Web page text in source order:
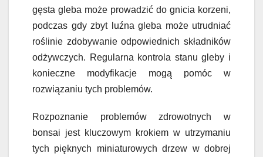
gęsta gleba może prowadzić do gnicia korzeni,
podczas gdy zbyt luźna gleba może utrudniać
roślinie zdobywanie odpowiednich składników
odżywczych. Regularna kontrola stanu gleby i
konieczne modyfikacje mogą pomóc w
rozwiązaniu tych problemów.
Rozpoznanie problemów zdrowotnych w
bonsai jest kluczowym krokiem w utrzymaniu
tych pięknych miniaturowych drzew w dobrej